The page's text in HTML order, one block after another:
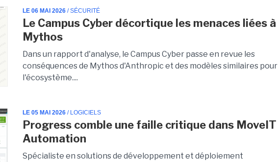
LE 06 MAI 2026 / SÉCURITÉ
Le Campus Cyber décortique les menaces liées à
Mythos
Dans un rapport d'analyse, le Campus Cyber passe en revue les
conséquences de Mythos d'Anthropic et des modèles similaires pour
l'écosystème....
LE 05 MAI 2026 / LOGICIELS
Progress comble une faille critique dans MoveIT
Automation
Spécialiste en solutions de développement et déploiement